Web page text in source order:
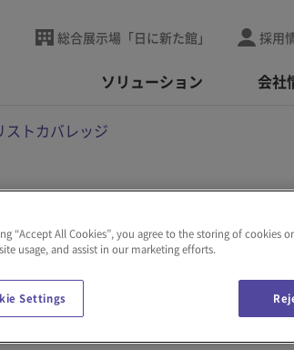
総合展示場「日に新た館」 採用
ソリューション 会社
ストカバレッジ
現在）
“Accept All Cookies”, you agree to the storing of cookies
usage, and assist in our marketing efforts.
Settings